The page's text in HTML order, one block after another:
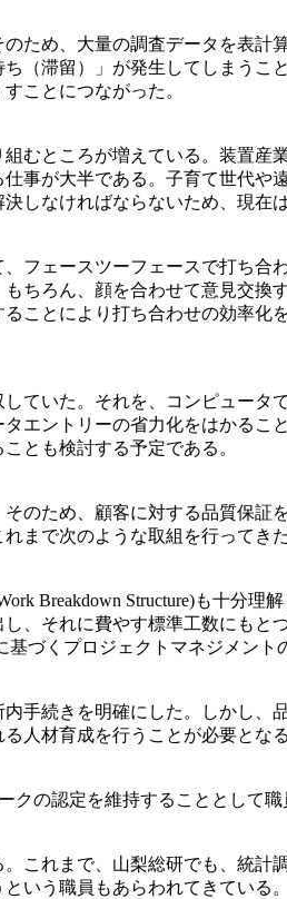
ため、大量の調査データを表
（滞留）」が発生してしまう
ことにつながった。
むところが増えている。装置産
事が大半である。子育て世代
しなければならないため、現在
フェースツーフェースで打ち
ちろん、顔を合わせて意見交換
ことにより打ち合わせの効率
ていた。それを、コンピュータ
エントリーの省力化をはかる
とも検討する予定である。
のため、顧客に対する品質保
まで次のような取組を行ってきた
Breakdown Structure)も十分
、それに費やす標準工数にも
づくプロジェクトマネジメント
手続きを明確にした。しかし
人材育成を行うことが必要とな
の認定を維持することとして職
これまで、山梨総研でも、統
いう職員もあらわれてきてい